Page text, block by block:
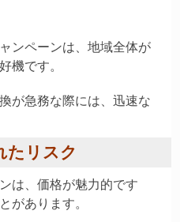
ンペーンは、地域全体が
機です。
が急務な際には、迅速な
たリスク
は、価格が魅力的です
があります。